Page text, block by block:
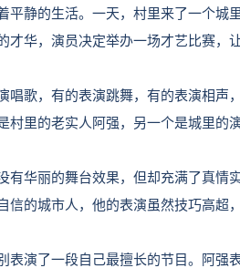
平静的生活。一天，村里来了一个城
华，演员决定举办一场才艺比赛，
唱歌，有的表演跳舞，有的表演相声
里的老实人阿强，另一个是城里的演
有华丽的舞台效果，但却充满了真情
信的城市人，他的表演虽然技巧高超
表演了一段自己最擅长的节目。阿强